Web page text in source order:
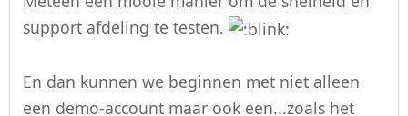
support afdeling te testen.
En dan kunnen we beginnen met niet alleen
een demo-account maar ook een...zoals het